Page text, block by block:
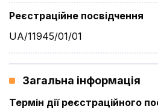
Реєстраційне посвідчення
UA/11945/01/01
Загальна інформація
Термін дії реєстраційного